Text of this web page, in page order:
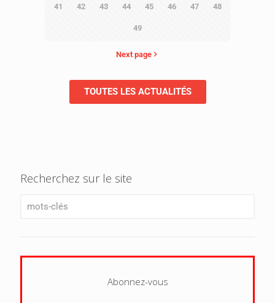
41 42 43 44 45 46 47 48
49
Next page
TOUTES LES ACTUALITÉS
Recherchez sur le site
Abonnez-vous